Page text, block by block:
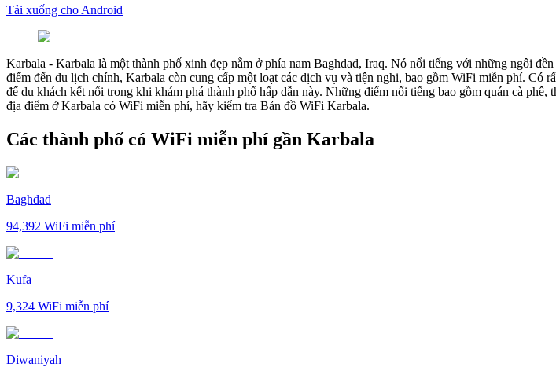
Tải xuống cho Android
Karbala - Karbala là một thành phố xinh đẹp nằm ở phía nam Baghdad, Iraq. Nó nổi tiếng với những ngôi
điểm đến du lịch chính, Karbala còn cung cấp một loạt các dịch vụ và tiện nghi, bao gồm WiFi miễn phí.
để du khách kết nối trong khi khám phá thành phố hấp dẫn này. Những điểm nổi tiếng bao gồm quán cà
địa điểm ở Karbala có WiFi miễn phí, hãy kiểm tra Bản đồ WiFi Karbala.
Các thành phố có WiFi miễn phí gần Karbala
Baghdad
94,392 WiFi miễn phí
Kufa
9,324 WiFi miễn phí
Diwaniyah